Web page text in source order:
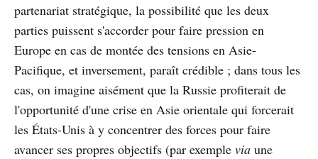
partenariat stratégique, la possibilité que les deux
parties puissent s'accorder pour faire pression en
Europe en cas de montée des tensions en Asie-
Pacifique, et inversement, paraît crédible ; dans tous les
cas, on imagine aisément que la Russie profiterait de
l'opportunité d'une crise en Asie orientale qui forcerait
les États-Unis à y concentrer des forces pour faire
avancer ses propres objectifs (par exemple via une